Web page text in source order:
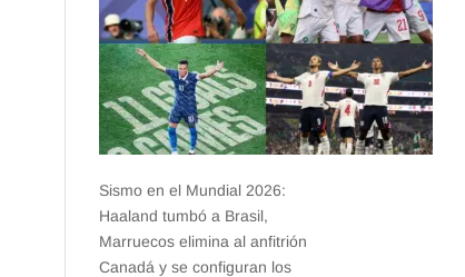
Sismo en el Mundial 2026:
Haaland tumbó a Brasil,
Marruecos elimina al anfitrión
Canadá y se configuran los